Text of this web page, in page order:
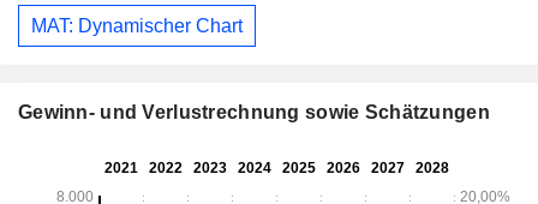
MAT: Dynamischer Chart
Gewinn- und Verlustrechnung sowie Schätzungen